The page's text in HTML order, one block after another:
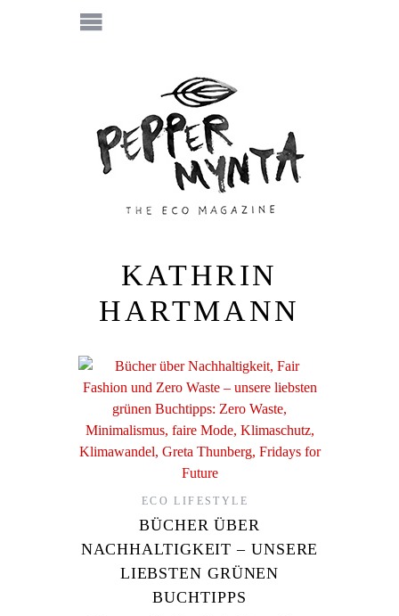
KATHRIN
HARTMANN
ECO LIFESTYLE
BÜCHER ÜBER
NACHHALTIGKEIT – UNSERE
LIEBSTEN GRÜNEN
BUCHTIPPS